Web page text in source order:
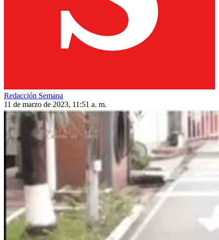
Redacción Semana
11 de marzo de 2023, 11:51 a. m.